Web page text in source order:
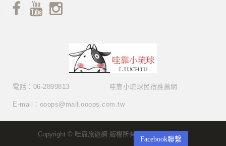
Facebook聯繫
哇靠小琉球民宿推薦網
電話：06-2899813
E-mail：ooops@mail.ooops.com.tw
Copyright © 哇靠旅遊網 版權所有 Copyright © 2017